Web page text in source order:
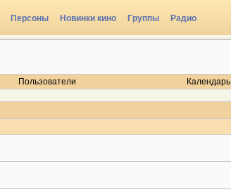
Персоны Новинки кино Группы Радио
Пользователи Календарь